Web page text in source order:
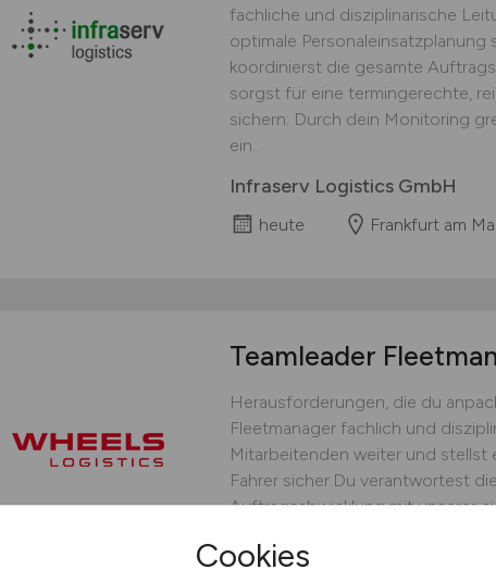
fachliche und disziplinarische
optimale Personaleinsatzplanung
koordinierst die gesamte
sorgst für eine termingerechte,
sichern: Durch dein Monitoring
ein...
Infraserv Logistics GmbH
heute Frankfurt am
Teamleader
Herausforderungen, die du
Fleetmanager fachlich und
Mitarbeitenden weiter und stellst
Fahrer sicher.Du verantwortest
Auftragsabwicklung mit unserer
bedarfsgerechten Fahrereinsatz
operative Steuerung.Du...
Cookies